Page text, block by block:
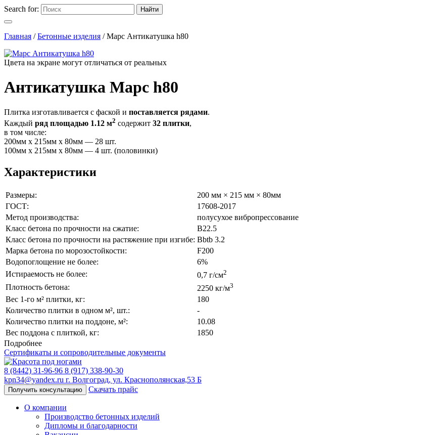
Search for: Найти
Главная /Бетонные изделия /Марс Антикатушка h80
Цвета на экране могут отличаться от реальных
Антикатушка Марс h80
Плитка изготавливается с фаской и поставляется рядами.
Каждый ряд площадью 1.12 м2 содержит 32 плитки,
в том числе:
200мм х 215мм х 80мм — 28 шт.
100мм х 215мм х 80мм — 4 шт. (половинки)
Характеристики
Размеры:
200 мм × 215 мм × 80мм
ГОСТ:
17608-2017
Метод производства:
полусухое вибропрессование
Класс бетона по прочности на сжатие:
B22.5
Класс бетона по прочности на растяжение при изгибе: Bbtb 3.2
Марка бетона по морозостойкости:
F200
Водопоглощение не более:
6%
Истираемость не более:
0,7 г/см2
Плотность бетона: 2250 кг/м3
Вес 1-го м² плитки, кг:
180
Количество плитки в одном м², шт.:
-
Количество плитки на поддоне, м²:
10.08
Вес поддона с плиткой, кг:
1850
Подробнее
Сертификаты и сопроводительные документы
8 (8442) 31-96-96 8 (917) 338-90-30
kpn34@yandex.ru г. Волгоград, ул. Краснополянская,53 Б
Получить консультацию Скачать прайс
О компании
Производство бетонных изделий
Дипломы и благодарности